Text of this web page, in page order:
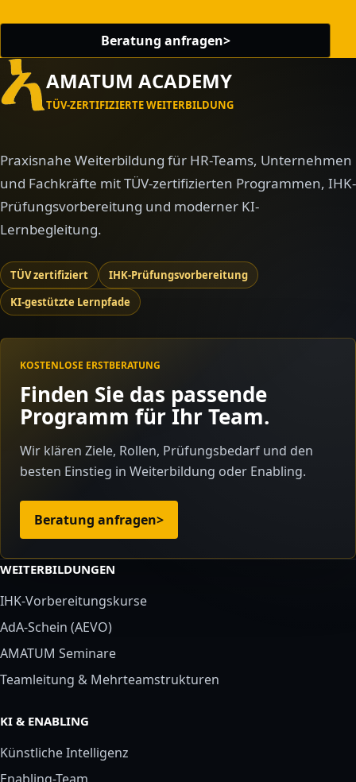
Beratung anfragen>
AMATUM ACADEMY
TÜV-ZERTIFIZIERTE WEITERBILDUNG
Praxisnahe Weiterbildung für HR-Teams, Unternehmen
und Fachkräfte mit TÜV-zertifizierten Programmen, IHK-
Prüfungsvorbereitung und moderner KI-
Lernbegleitung.
TÜV zertifiziert
IHK-Prüfungsvorbereitung
KI-gestützte Lernpfade
KOSTENLOSE ERSTBERATUNG
Finden Sie das passende
Programm für Ihr Team.
Wir klären Ziele, Rollen, Prüfungsbedarf und den
besten Einstieg in Weiterbildung oder Enabling.
Beratung anfragen>
WEITERBILDUNGEN
IHK-Vorbereitungskurse
AdA-Schein (AEVO)
AMATUM Seminare
Teamleitung & Mehrteamstrukturen
KI & ENABLING
Künstliche Intelligenz